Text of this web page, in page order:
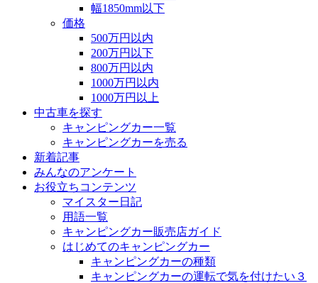
幅1850mm以下
価格
500万円以内
200万円以下
800万円以内
1000万円以内
1000万円以上
中古車を探す
キャンピングカー一覧
キャンピングカーを売る
新着記事
みんなのアンケート
お役立ちコンテンツ
マイスター日記
用語一覧
キャンピングカー販売店ガイド
はじめてのキャンピングカー
キャンピングカーの種類
キャンピングカーの運転で気を付けたい３